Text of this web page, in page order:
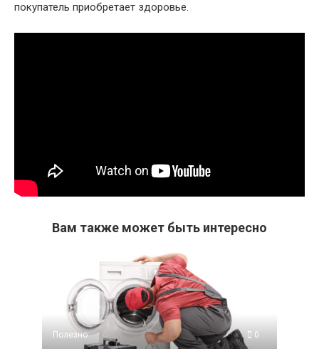
покупатель приобретает здоровье.
Вам также может быть интересно
Полезно 0